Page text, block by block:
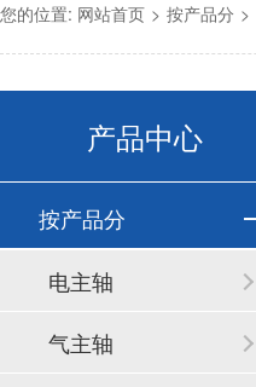
您的位置: 网站首页 > 按产品分 >
产品中心
按产品分
电主轴
气主轴